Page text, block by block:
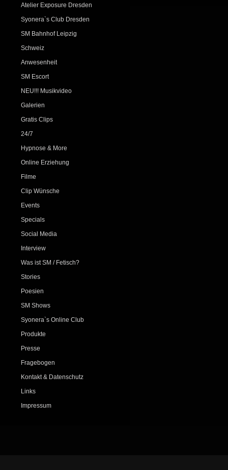
Atelier Exposure Dresden
Syonera`s Club Dresden
SM Bahnhof Leipzig
Schweiz
Anwesenheit
SM Escort
NEU!!! Musikvideo
Galerien
Gratis Clips
24/7
Hypnose & More
Online Erziehung
Filme
Clip Wünsche
Events
Specials
Social Media
Interview
Was ist SM / Fetisch?
Stories
Poesien
SM Shows
Syonera`s Online Club
Produkte
Presse
Fragebogen
Kontakt & Datenschutz
Links
Impressum